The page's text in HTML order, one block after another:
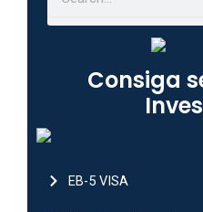
Consiga
EB-5 VISA